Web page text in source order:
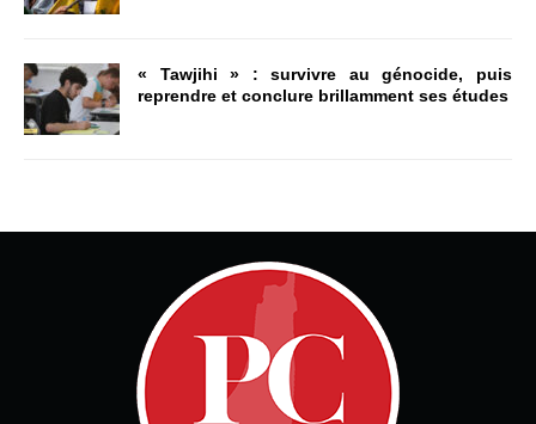
« Tawjihi » : survivre au génocide, puis
reprendre et conclure brillamment ses études